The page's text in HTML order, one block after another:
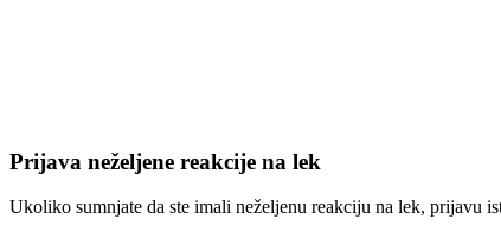
Prijava neželjene reakcije na lek
Ukoliko sumnjate da ste imali neželjenu reakciju na lek, prijavu